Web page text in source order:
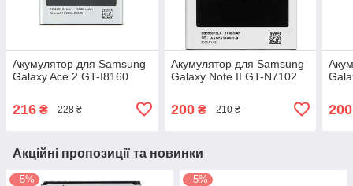
Акумулятор для Samsung
Galaxy Ace 2 GT-I8160
216 ₴ 228 ₴
Акумулятор для Samsung
Galaxy Note II GT-N7102
200₴ 210 ₴ 200
Акційні пропозиції та новинки
–5% –5%